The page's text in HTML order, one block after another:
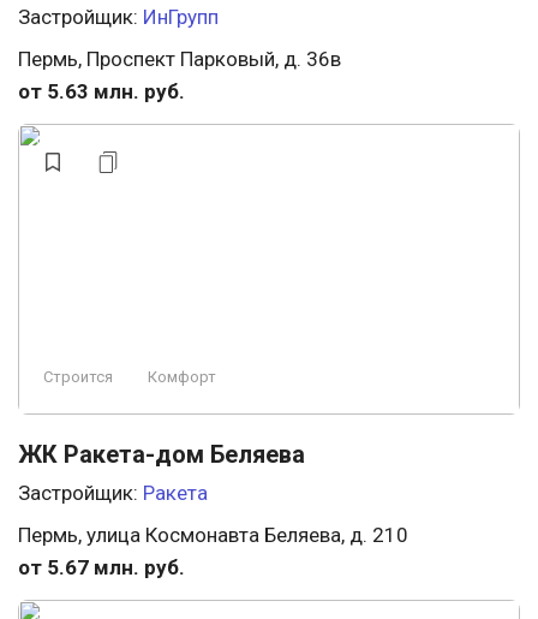
Застройщик: ИнГрупп
Пермь, Проспект Парковый, д. 36в
от 5.63 млн. руб.
Строится Комфорт
ЖК Ракета-дом Беляева
Застройщик: Ракета
Пермь, улица Космонавта Беляева, д. 210
от 5.67 млн. руб.